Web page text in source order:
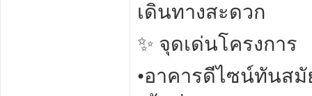
เดินทางสะดวก
✨ จุดเด่นโครงการ
•อาคารดีไซน์ทันส